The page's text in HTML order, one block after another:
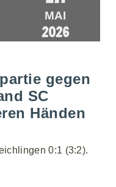
MAI
2026
gegen
SC
Händen
0:1 (3:2).